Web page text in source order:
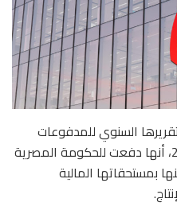
السنوي للمدفوعات
المقدمة للحكومات عن عام 2024، أنها دفعت للحكومة المصرية
منها بمستحقاتها المالية